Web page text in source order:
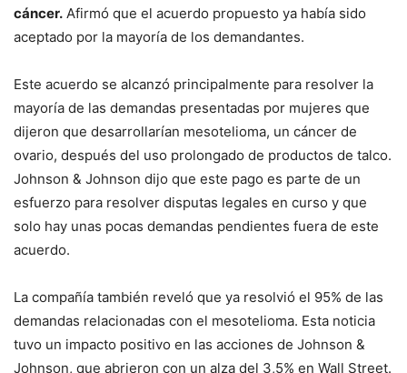
cáncer. Afirmó que el acuerdo propuesto ya había sido
aceptado por la mayoría de los demandantes.
Este acuerdo se alcanzó principalmente para resolver la
mayoría de las demandas presentadas por mujeres que
dijeron que desarrollarían mesotelioma, un cáncer de
ovario, después del uso prolongado de productos de talco.
Johnson & Johnson dijo que este pago es parte de un
esfuerzo para resolver disputas legales en curso y que
solo hay unas pocas demandas pendientes fuera de este
acuerdo.
La compañía también reveló que ya resolvió el 95% de las
demandas relacionadas con el mesotelioma. Esta noticia
tuvo un impacto positivo en las acciones de Johnson &
Johnson, que abrieron con un alza del 3,5% en Wall Street.